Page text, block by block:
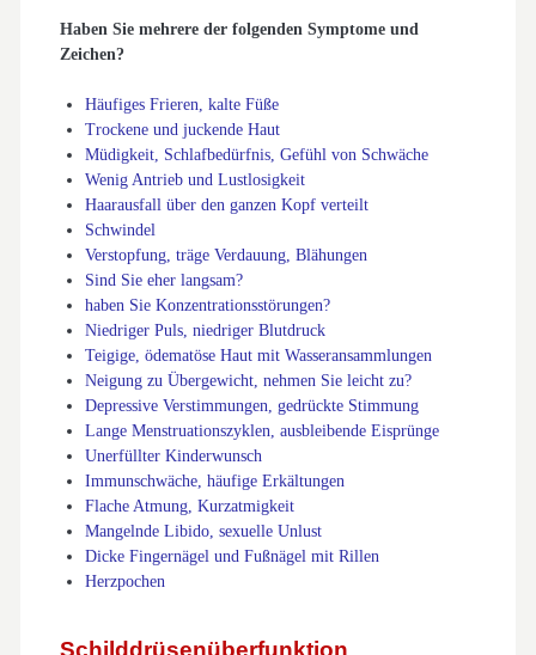
Haben Sie mehrere der folgenden Symptome und
Zeichen?
Häufiges Frieren, kalte Füße
Trockene und juckende Haut
Müdigkeit, Schlafbedürfnis, Gefühl von Schwäche
Wenig Antrieb und Lustlosigkeit
Haarausfall über den ganzen Kopf verteilt
Schwindel
Verstopfung, träge Verdauung, Blähungen
Sind Sie eher langsam?
haben Sie Konzentrationsstörungen?
Niedriger Puls, niedriger Blutdruck
Teigige, ödematöse Haut mit Wasseransammlungen
Neigung zu Übergewicht, nehmen Sie leicht zu?
Depressive Verstimmungen, gedrückte Stimmung
Lange Menstruationszyklen, ausbleibende Eisprünge
Unerfüllter Kinderwunsch
Immunschwäche, häufige Erkältungen
Flache Atmung, Kurzatmigkeit
Mangelnde Libido, sexuelle Unlust
Dicke Fingernägel und Fußnägel mit Rillen
Herzpochen
Schilddrüsenüberfunktion